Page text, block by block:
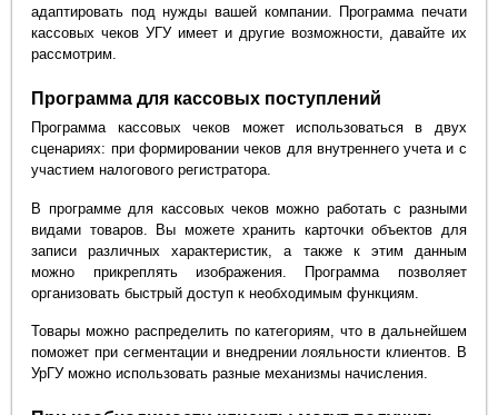
адаптировать под нужды вашей компании. Программа печати
кассовых чеков УГУ имеет и другие возможности, давайте их
рассмотрим.
Программа для кассовых поступлений
Программа кассовых чеков может использоваться в двух
сценариях: при формировании чеков для внутреннего учета и с
участием налогового регистратора.
В программе для кассовых чеков можно работать с разными
видами товаров. Вы можете хранить карточки объектов для
записи различных характеристик, а также к этим данным
можно прикреплять изображения. Программа позволяет
организовать быстрый доступ к необходимым функциям.
Товары можно распределить по категориям, что в дальнейшем
поможет при сегментации и внедрении лояльности клиентов. В
УрГУ можно использовать разные механизмы начисления.